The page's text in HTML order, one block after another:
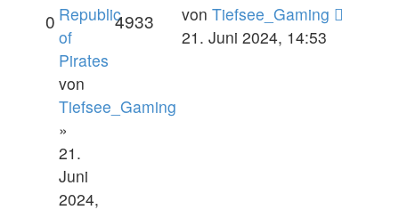
Republic
of
Pirates
von
Tiefsee_Gaming
»
21.
Juni
2024,
0 4933 von Tiefsee_Gaming
21. Juni 2024, 14:53